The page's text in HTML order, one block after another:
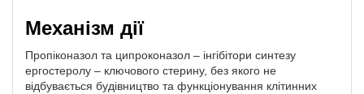
Механізм дії
Пропіконазол та ципроконазол – інгібітори синтезу
ергостеролу – ключового стерину, без якого не
відбувається будівництво та функціонування клітинних